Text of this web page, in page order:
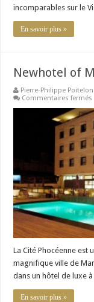
incomparables sur le
En savoir plus »
Newhotel of
Pierre-Philippe Poitelon
Commentaires fermés
La Cité Phocéenne est
magnifique ville de
dans un hôtel de luxe
En savoir plus »